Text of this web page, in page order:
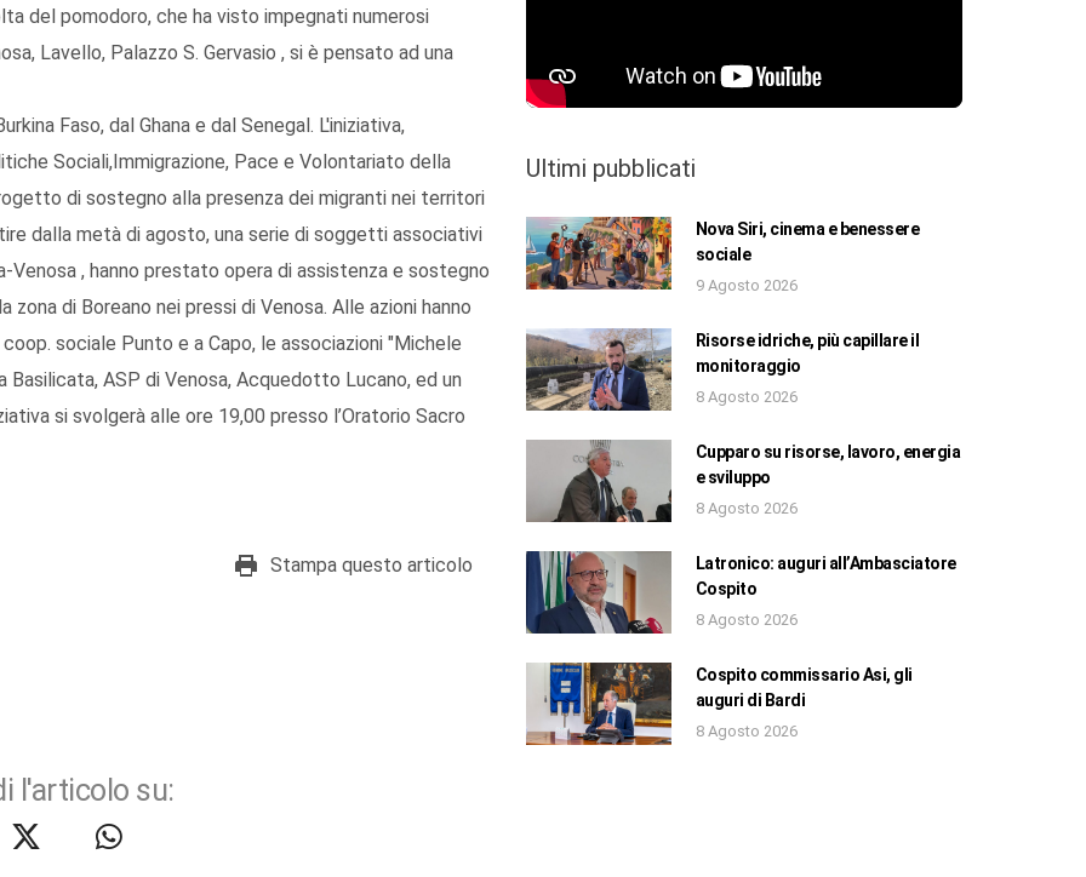
del pomodoro, che ha visto impegnati numerosi
Lavello, Palazzo S. Gervasio , si è pensato ad una
Faso, dal Ghana e dal Senegal. L'iniziativa,
Sociali,Immigrazione, Pace e Volontariato della
di sostegno alla presenza dei migranti nei territori
dalla metà di agosto, una serie di soggetti associativi
, hanno prestato opera di assistenza e sostegno
di Boreano nei pressi di Venosa. Alle azioni hanno
sociale Punto e a Capo, le associazioni "Michele
Basilicata, ASP di Venosa, Acquedotto Lucano, ed un
si svolgerà alle ore 19,00 presso l’Oratorio Sacro
Stampa questo articolo
l'articolo su:
Ultimi pubblicati
Nova Siri, cinema e benessere
sociale
9 Agosto 2026
Risorse idriche, più capillare il
monitoraggio
8 Agosto 2026
Cupparo su risorse, lavoro, energia
e sviluppo
8 Agosto 2026
Latronico: auguri all’Ambasciatore
Cospito
8 Agosto 2026
Cospito commissario Asi, gli
auguri di Bardi
8 Agosto 2026